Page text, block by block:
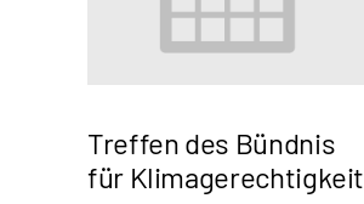
Treffen des Bündnis
für Klimagerechtigkeit